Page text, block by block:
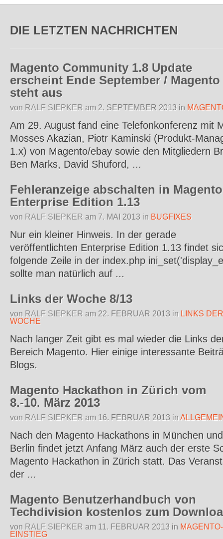
DIE LETZTEN NACHRICHTEN
Magento Community 1.8 Update
erscheint Ende September / Magento
steht aus
von RALF SIEPKER am 2. SEPTEMBER 2013 in
Am 29. August fand eine Telefonkonferenz mit
Mosses Akazian, Piotr Kaminski (Produkt-
1.x) von Magento/ebay sowie den Mitgliedern
Ben Marks, David Shuford, ...
Fehleranzeige abschalten in Magento
Enterprise Edition 1.13
von RALF SIEPKER am 7. MAI 2013 in BUGFIXES
Nur ein kleiner Hinweis. In der gerade
veröffentlichten Enterprise Edition 1.13 findet
folgende Zeile in der index.php
sollte man natürlich auf ...
Links der Woche 8/13
von RALF SIEPKER am 22. FEBRUAR 2013 in LINKS DER
WOCHE
Nach langer Zeit gibt es mal wieder die Links
Bereich Magento. Hier einige interessante
Blogs.
Magento Hackathon in Zürich vom
8.-10. März 2013
von RALF SIEPKER am 16. FEBRUAR 2013 in
Nach den Magento Hackathons in München und
Berlin findet jetzt Anfang März auch der erste
Magento Hackathon in Zürich statt. Das
der ...
Magento Benutzerhandbuch von
Techdivision kostenlos zum
von RALF SIEPKER am 11. FEBRUAR 2013 in MAGENTO-
EINSTIEG